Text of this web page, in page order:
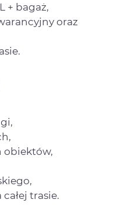
+ bagaż,
oraz
obiektów,
trasie.